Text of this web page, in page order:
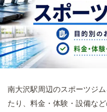
南大沢駅周辺のスポーツジ
たり、料金・体験・設備な